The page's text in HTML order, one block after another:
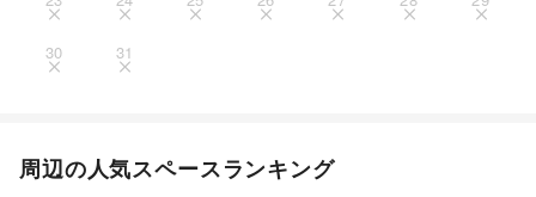
30 31
周辺の人気スペースランキング